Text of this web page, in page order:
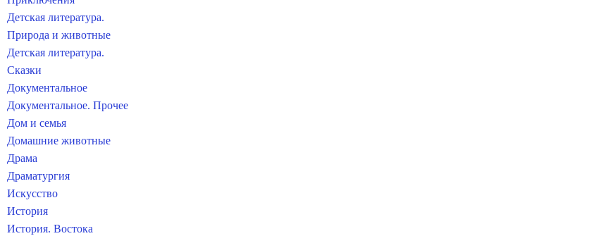
Детская литература.
Природа и животные
Детская литература.
Сказки
Документальное
Документальное. Прочее
Дом и семья
Домашние животные
Драма
Драматургия
Искусство
История
История. Востока